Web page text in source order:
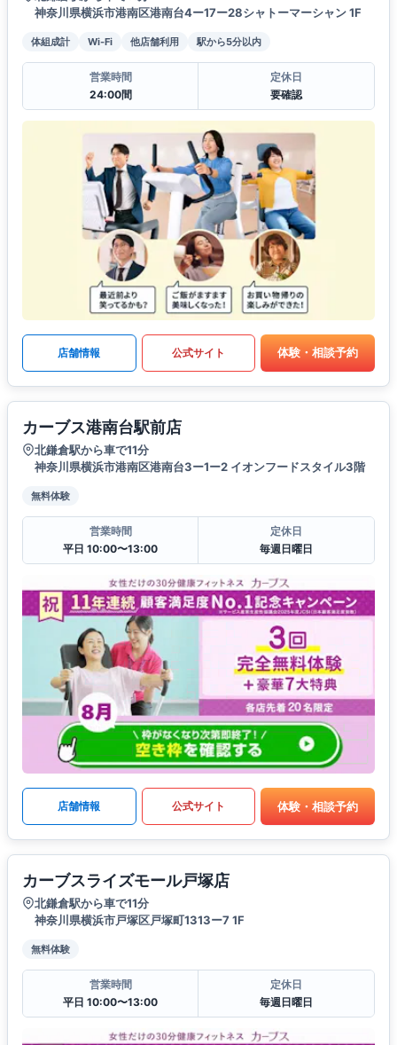
神奈川県横浜市港南区港南台4ー17ー28シャトーマーシャン 1F
体組成計 Wi-Fi 他店舗利用 駅から5分以内
営業時間
24:00間
定休日
要確認
店舗情報 公式サイト 体験・相談予約
カーブス港南台駅前店
北鎌倉駅から車で11分
神奈川県横浜市港南区港南台3ー1ー2 イオンフードスタイル3階
無料体験
営業時間
平日 10:00〜13:00
定休日
毎週日曜日
店舗情報 公式サイト 体験・相談予約
カーブスライズモール戸塚店
北鎌倉駅から車で11分
神奈川県横浜市戸塚区戸塚町1313ー7 1F
無料体験
営業時間
平日 10:00〜13:00
定休日
毎週日曜日